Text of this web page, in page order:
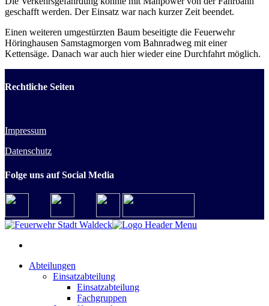
geschafft werden. Der Einsatz war nach kurzer Zeit beendet.
Einen weiteren umgestürzten Baum beseitigte die Feuerwehr
Höringhausen Samstagmorgen vom Bahnradweg mit einer
Kettensäge. Danach war auch hier wieder eine Durchfahrt möglich.
Rechtliche Seiten
Impressum
Datenschutz
Folge uns auf Social Media
Abteilungen
Einsatzabteilung
Einsatzabteilung
Fachgruppen